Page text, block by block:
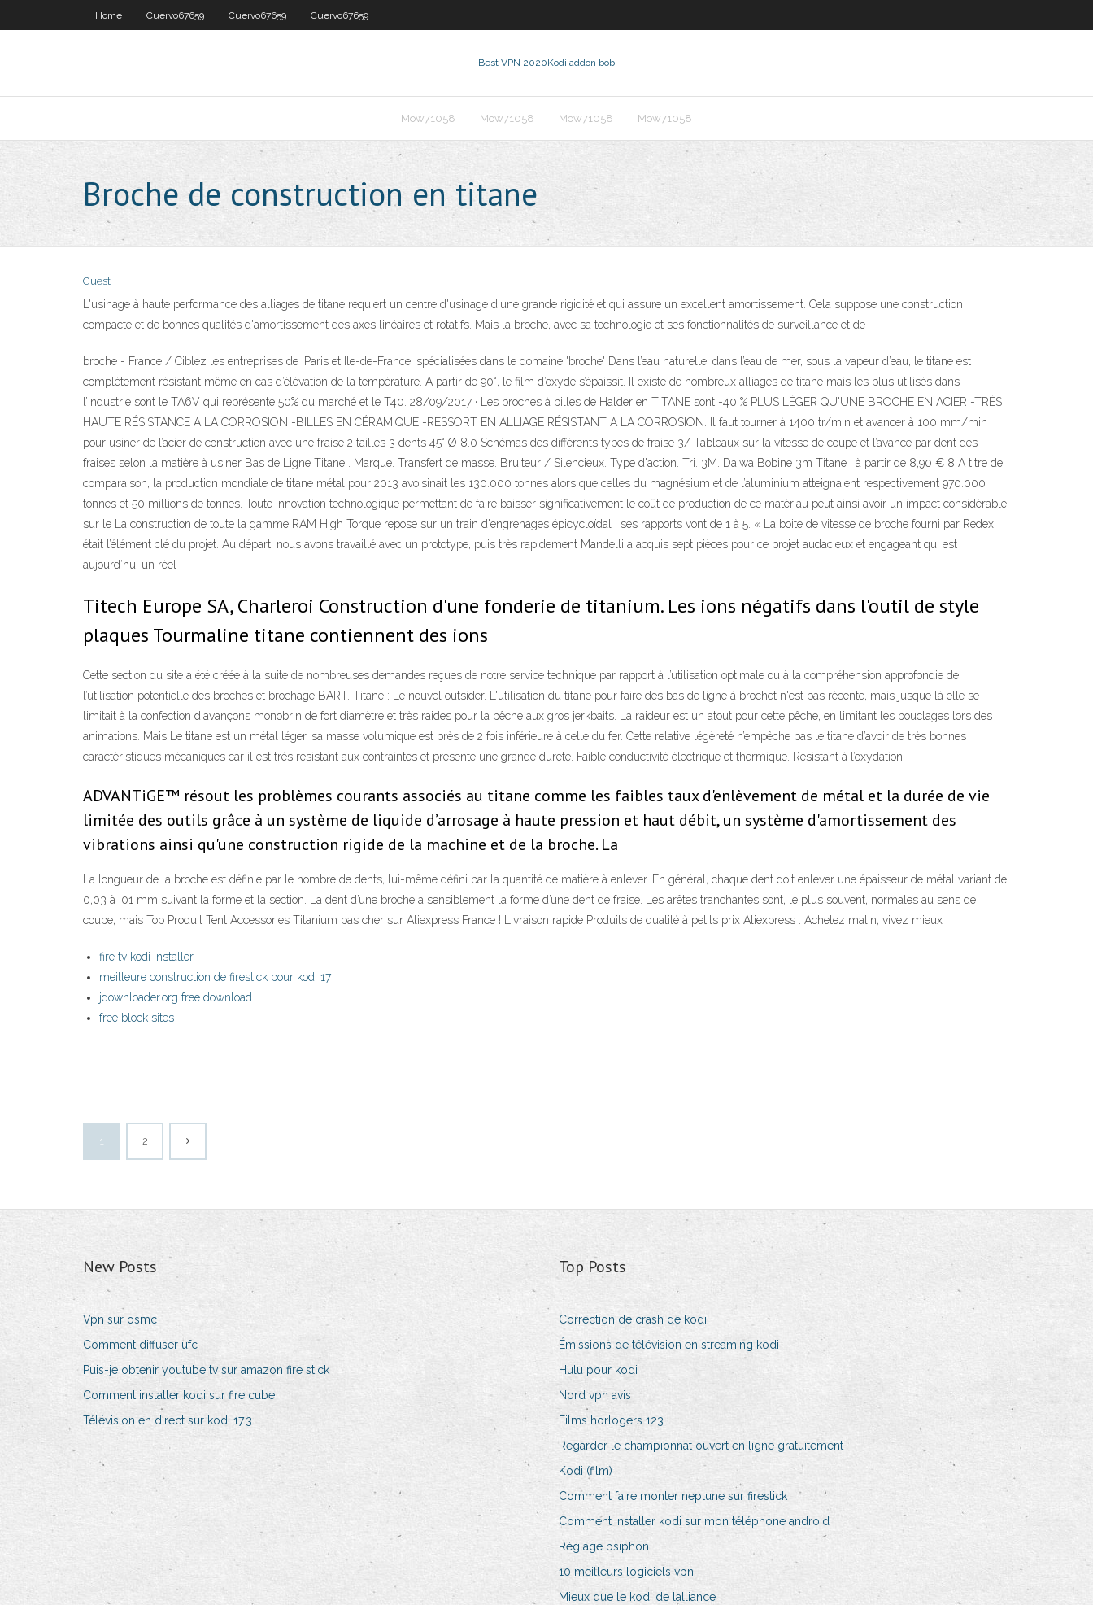
Home Cuervo67659 Cuervo67659 Cuervo67659
Best VPN 2020Kodi addon bob
Mow71058 Mow71058 Mow71058 Mow71058
Broche de construction en titane
Guest
L'usinage à haute performance des alliages de titane requiert un centre d'usinage d'une grande rigidité et qui assure un excellent amortissement. Cela suppose une construction
compacte et de bonnes qualités d'amortissement des axes linéaires et rotatifs. Mais la broche, avec sa technologie et ses fonctionnalités de surveillance et de
broche - France / Ciblez les entreprises de 'Paris et Ile-de-France' spécialisées dans le domaine 'broche' Dans l’eau naturelle, dans l’eau de mer, sous la vapeur d’eau, le titane est
complètement résistant même en cas d’élévation de la température. A partir de 90°, le film d’oxyde s’épaissit. Il existe de nombreux alliages de titane mais les plus utilisés dans
l’industrie sont le TA6V qui représente 50% du marché et le T40. 28/09/2017 · Les broches à billes de Halder en TITANE sont -40 % PLUS LÉGER QU'UNE BROCHE EN ACIER -TRÈS
HAUTE RÉSISTANCE A LA CORROSION -BILLES EN CÉRAMIQUE -RESSORT EN ALLIAGE RÉSISTANT A LA CORROSION. Il faut tourner à 1400 tr/min et avancer à 100 mm/min
pour usiner de l’acier de construction avec une fraise 2 tailles 3 dents 45° Ø 8.0 Schémas des différents types de fraise 3/ Tableaux sur la vitesse de coupe et l’avance par dent des
fraises selon la matière à usiner Bas de Ligne Titane . Marque. Transfert de masse. Bruiteur / Silencieux. Type d'action. Tri. 3M. Daiwa Bobine 3m Titane . à partir de 8,90 € 8 A titre de
comparaison, la production mondiale de titane métal pour 2013 avoisinait les 130.000 tonnes alors que celles du magnésium et de l’aluminium atteignaient respectivement 970.000
tonnes et 50 millions de tonnes. Toute innovation technologique permettant de faire baisser significativement le coût de production de ce matériau peut ainsi avoir un impact considérable
sur le La construction de toute la gamme RAM High Torque repose sur un train d'engrenages épicycloïdal ; ses rapports vont de 1 à 5. « La boite de vitesse de broche fourni par Redex
était l’élément clé du projet. Au départ, nous avons travaillé avec un prototype, puis très rapidement Mandelli a acquis sept pièces pour ce projet audacieux et engageant qui est
aujourd’hui un réel
Titech Europe SA, Charleroi Construction d'une fonderie de titanium. Les ions négatifs dans l'outil de style
plaques Tourmaline titane contiennent des ions
Cette section du site a été créée à la suite de nombreuses demandes reçues de notre service technique par rapport à l’utilisation optimale ou à la compréhension approfondie de
l’utilisation potentielle des broches et brochage BART. Titane : Le nouvel outsider. L'utilisation du titane pour faire des bas de ligne à brochet n'est pas récente, mais jusque là elle se
limitait à la confection d'avançons monobrin de fort diamètre et très raides pour la pêche aux gros jerkbaits. La raideur est un atout pour cette pêche, en limitant les bouclages lors des
animations. Mais Le titane est un métal léger, sa masse volumique est près de 2 fois inférieure à celle du fer. Cette relative légèreté n’empêche pas le titane d’avoir de très bonnes
caractéristiques mécaniques car il est très résistant aux contraintes et présente une grande dureté. Faible conductivité électrique et thermique. Résistant à l’oxydation.
ADVANTiGE™ résout les problèmes courants associés au titane comme les faibles taux d'enlèvement de métal et la durée de vie
limitée des outils grâce à un système de liquide d’arrosage à haute pression et haut débit, un système d'amortissement des
vibrations ainsi qu'une construction rigide de la machine et de la broche. La
La longueur de la broche est définie par le nombre de dents, lui-même défini par la quantité de matière à enlever. En général, chaque dent doit enlever une épaisseur de métal variant de
0,03 à ,01 mm suivant la forme et la section. La dent d’une broche a sensiblement la forme d’une dent de fraise. Les arêtes tranchantes sont, le plus souvent, normales au sens de
coupe, mais Top Produit Tent Accessories Titanium pas cher sur Aliexpress France ! Livraison rapide Produits de qualité à petits prix Aliexpress : Achetez malin, vivez mieux
fire tv kodi installer
meilleure construction de firestick pour kodi 17
jdownloader.org free download
free block sites
1 2
New Posts
Vpn sur osmc
Comment diffuser ufc
Puis-je obtenir youtube tv sur amazon fire stick
Comment installer kodi sur fire cube
Télévision en direct sur kodi 17.3
Top Posts
Correction de crash de kodi
Émissions de télévision en streaming kodi
Hulu pour kodi
Nord vpn avis
Films horlogers 123
Regarder le championnat ouvert en ligne gratuitement
Kodi (film)
Comment faire monter neptune sur firestick
Comment installer kodi sur mon téléphone android
Réglage psiphon
10 meilleurs logiciels vpn
Mieux que le kodi de lalliance